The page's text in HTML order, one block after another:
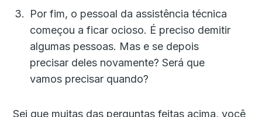
Por fim, o pessoal da assistência técnica
começou a ficar ocioso. É preciso demitir
algumas pessoas. Mas e se depois
precisar deles novamente? Será que
vamos precisar quando?
Sei que muitas das perguntas feitas acima, você